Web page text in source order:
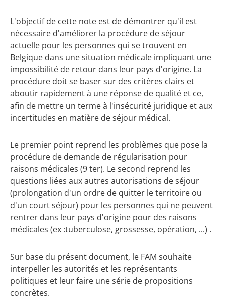
L'objectif de cette note est de démontrer qu'il est
nécessaire d'améliorer la procédure de séjour
actuelle pour les personnes qui se trouvent en
Belgique dans une situation médicale impliquant une
impossibilité de retour dans leur pays d'origine. La
procédure doit se baser sur des critères clairs et
aboutir rapidement à une réponse de qualité et ce,
afin de mettre un terme à l'insécurité juridique et aux
incertitudes en matière de séjour médical.
Le premier point reprend les problèmes que pose la
procédure de demande de régularisation pour
raisons médicales (9 ter). Le second reprend les
questions liées aux autres autorisations de séjour
(prolongation d'un ordre de quitter le territoire ou
d'un court séjour) pour les personnes qui ne peuvent
rentrer dans leur pays d'origine pour des raisons
médicales (ex :tuberculose, grossesse, opération, ...) .
Sur base du présent document, le FAM souhaite
interpeller les autorités et les représentants
politiques et leur faire une série de propositions
concrètes.